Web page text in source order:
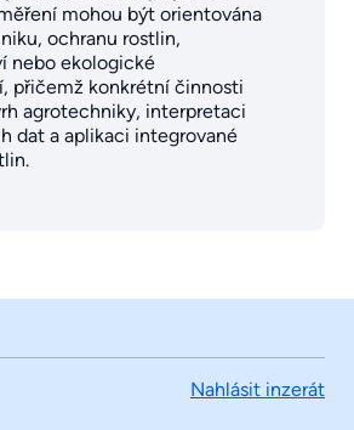
mohou být orientována
ochranu rostlin,
nebo ekologické
přičemž konkrétní činnosti
agrotechniky, interpretaci
dat a aplikaci integrované
Nahlásit inzerát